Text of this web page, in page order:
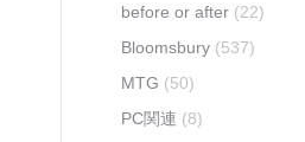
before or after (22)
Bloomsbury (537)
MTG (50)
PC関連 (8)